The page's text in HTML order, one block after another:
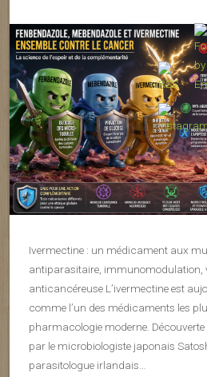
Ivermectine : un médicament aux
antiparasitaire, immunomodulation,
anticancéreuse L’ivermectine est
comme l’un des médicaments les
pharmacologie moderne.
par le microbiologiste japonais
parasitologue irlandais…